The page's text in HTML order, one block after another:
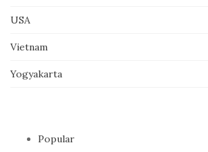
USA
Vietnam
Yogyakarta
Popular